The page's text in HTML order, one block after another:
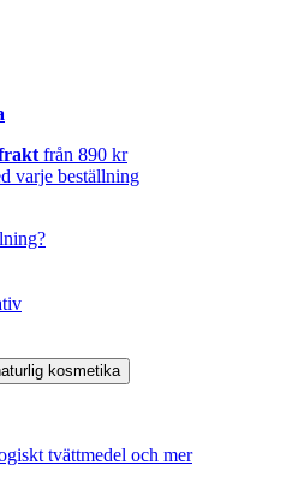
från 890 kr
varje beställning
tvättmedel och mer